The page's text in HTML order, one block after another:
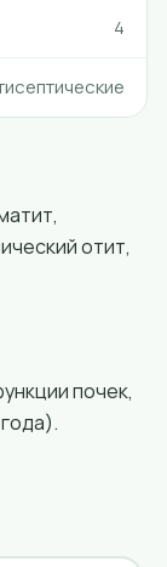
4
отит,
почек,